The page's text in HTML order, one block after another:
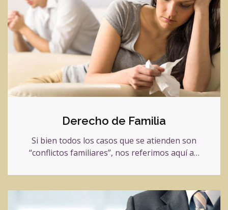
Derecho de Familia
Si bien todos los casos que se atienden son
“conflictos familiares”, nos referimos aquí a…